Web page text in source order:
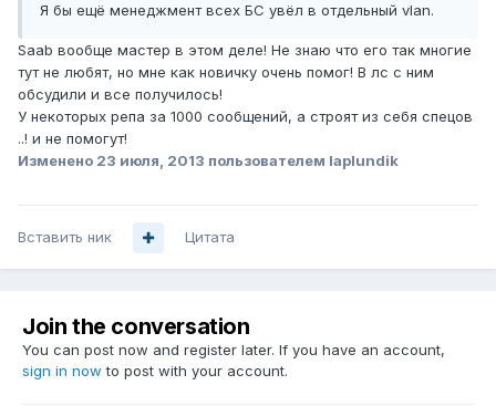
Я бы ещё менеджмент всех БС увёл в отдельный vlan.
Saab вообще мастер в этом деле! Не знаю что его так многие
тут не любят, но мне как новичку очень помог! В лс с ним
обсудили и все получилось!
У некоторых репа за 1000 сообщений, а строят из себя спецов
..! и не помогут!
Изменено 23 июля, 2013 пользователем laplundik
Вставить ник Цитата
Join the conversation
You can post now and register later. If you have an account,
sign in now to post with your account.